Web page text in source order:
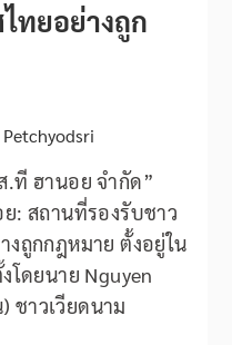
ทยอย่างถูก
Petchyodsri
ที ฮานอย จำกัด”
: สถานที่รองรับชาว
งถูกกฎหมาย ตั้งอยู่ใน
โดยนาย Nguyen
ชาวเวียดนาม